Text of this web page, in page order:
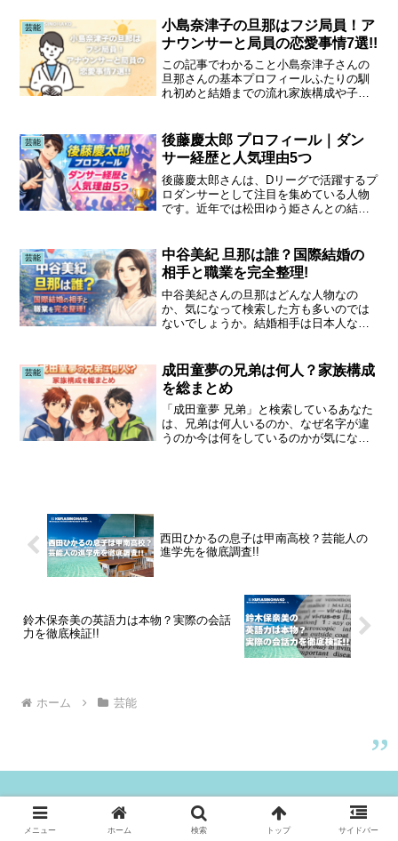
の大学名や学部、学生時代のエピソー
ド、そして今の活動につなが...
芸能
小島奈津子の旦那はフジ局員！ア
ナウンサーと局員の恋愛事情7選!!
この記事でわかること小島奈津子さんの
旦那さんの基本プロフィールふたりの馴
れ初めと結婚までの流れ家族構成や子育
島奈津子の旦那・大野貢氏とは？経歴と
役職をわかりやすく紹介...
芸能
後藤慶太郎 プロフィール｜ダン
サー経歴と人気理由5つ
後藤慶太郎さんは、Dリーグで活躍するプ
ロダンサーとして注目を集めている人物
です。近年では松田ゆう姫さんとの結婚
ます。この記事では、後藤慶太郎さんの
年齢や出身地などの基本プ...
芸能
中谷美紀 旦那は誰？国際結婚の
相手と職業を完全整理!
中谷美紀さんの旦那はどんな人物なの
か、気になって検索した方も多いのでは
ないでしょうか。結婚相手は日本人なの
外と多いものです。本記事では「中谷美
紀 旦那」というキーワード...
芸能
成田童夢の兄弟は何人？家族構成
を総まとめ
「成田童夢 兄弟」と検索しているあなた
は、兄弟は何人いるのか、なぜ名字が違
うのか今は何をしているのかが気になっ
西田ひかるの息子は甲南高校？芸能人の
進学先を徹底調査!!
鈴木保奈美の英語力は本物？実際の会話
力を徹底検証!!
ホーム 芸能
プロフィール
お問い合わせ
メニュー ホーム 検索 トップ サイドバー